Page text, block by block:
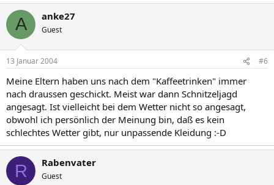
A anke27
Guest
13 Januar 2004 #6
Meine Eltern haben uns nach dem "Kaffeetrinken" immer
nach draussen geschickt. Meist war dann Schnitzeljagd
angesagt. Ist vielleicht bei dem Wetter nicht so angesagt,
obwohl ich persönlich der Meinung bin, daß es kein
schlechtes Wetter gibt, nur unpassende Kleidung :-D
R Rabenvater
Guest